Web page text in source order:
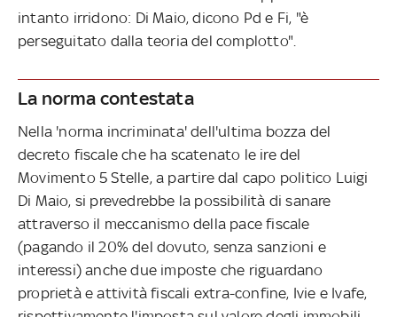
intanto irridono: Di Maio, dicono Pd e Fi, "è
perseguitato dalla teoria del complotto".
La norma contestata
Nella 'norma incriminata' dell'ultima bozza del
decreto fiscale che ha scatenato le ire del
Movimento 5 Stelle, a partire dal capo politico Luigi
Di Maio, si prevedrebbe la possibilità di sanare
attraverso il meccanismo della pace fiscale
(pagando il 20% del dovuto, senza sanzioni e
interessi) anche due imposte che riguardano
proprietà e attività fiscali extra-confine, Ivie e Ivafe,